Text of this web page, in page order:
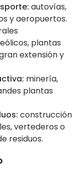
autovías,
y aeropuertos.
plantas
extensión y
minería,
plantas
construcción
vertederos o
residuos.